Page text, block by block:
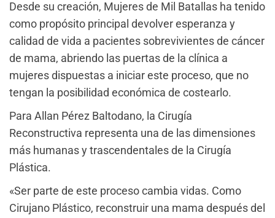
Desde su creación, Mujeres de Mil Batallas ha tenido
como propósito principal devolver esperanza y
calidad de vida a pacientes sobrevivientes de cáncer
de mama, abriendo las puertas de la clínica a
mujeres dispuestas a iniciar este proceso, que no
tengan la posibilidad económica de costearlo.
Para Allan Pérez Baltodano, la Cirugía
Reconstructiva representa una de las dimensiones
más humanas y trascendentales de la Cirugía
Plástica.
«Ser parte de este proceso cambia vidas. Como
Cirujano Plástico, reconstruir una mama después del